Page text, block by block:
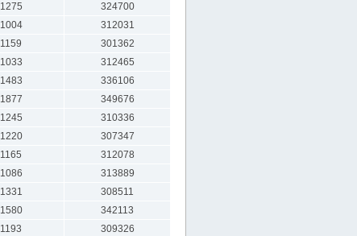
1275
324700
1004
312031
1159
301362
1033
312465
1483
336106
1877
349676
1245
310336
1220
307347
1165
312078
1086
313889
1331
308511
1580
342113
1193
309326